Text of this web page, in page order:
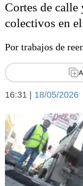
Deportes
Arte y cultura
Economía y campo
Sociedad y tiempo
Cortes de calle
colectivos en
Por trabajos de
16:31 | 18/05/2026